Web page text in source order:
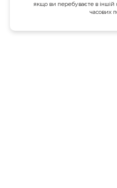
якщо ви перебуваєте в іншій
часових